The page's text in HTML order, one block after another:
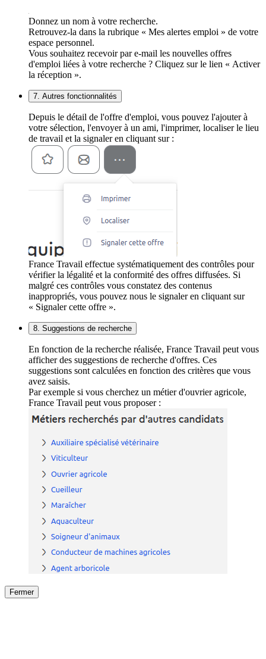
Donnez un nom à votre recherche.
Retrouvez-la dans la rubrique « Mes alertes emploi » de votre
espace personnel.
Vous souhaitez recevoir par e-mail les nouvelles offres
d'emploi liées à votre recherche ? Cliquez sur le lien « Activer
la réception ».
7. Autres fonctionnalités
Depuis le détail de l'offre d'emploi, vous pouvez l'ajouter à
votre sélection, l'envoyer à un ami, l'imprimer, localiser le lieu
de travail et la signaler en cliquant sur :
France Travail effectue systématiquement des contrôles pour
vérifier la légalité et la conformité des offres diffusées. Si
malgré ces contrôles vous constatez des contenus
inappropriés, vous pouvez nous le signaler en cliquant sur
« Signaler cette offre ».
8. Suggestions de recherche
En fonction de la recherche réalisée, France Travail peut vous
afficher des suggestions de recherche d'offres. Ces
suggestions sont calculées en fonction des critères que vous
avez saisis.
Par exemple si vous cherchez un métier d'ouvrier agricole,
France Travail peut vous proposer :
Fermer